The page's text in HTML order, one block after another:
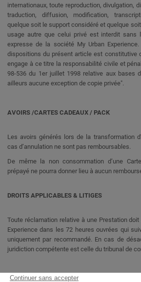
internationaux, toute reproduction, divulgation,
traduction, diffusion, modification,
quelque soit le support considéré et quelque
usage autre que celui privé est interdit sans
expresse de la société My Urban
dispositions du présent article est constitutive
engage à ce titre la responsabilité civile et
98-536 du 1er juillet 1998 relative aux bases
ailleurs aucune exception de copie privée".
AVOIRS /CARTES CADEAUX / PACK
Les avoirs générés lors de la transformation
cas d’annulation ne sont pas remboursables.
De même la non consommation d’une
prépayé ne pourra donner lieu à aucun
DROITS APPLICABLES & LITIGES
Toute réclamation relative à une Prestation
Experience dans les 72 heures ouvrées qui
uniquement par recommandé. En cas de
juridiction compétente est celle du tribunal de